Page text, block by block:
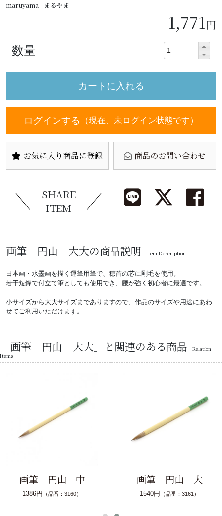
maruyama - まるやま
1,771円
数量
ログインする （現在、未ログイン状態です）
お気に入り商品に登録 商品のお問い合わせ
SHARE
ITEM
画筆 円山 大大の商品説明 Item Description
日本画・水墨画を描く運筆用筆で、穂首の芯に剛毛を使用。
若干短鋒で付立て筆としても使用でき、腰が強く初心者に最適です。
小サイズから大大サイズまでありますので、作品のサイズや用途にあわ
せてご利用いただけます。
「画筆 円山 大大」と関連のある商品
Relation
Items
画筆 円山 中
1386円 （品番：3160）
画筆 円山 大
1540円 （品番：3161）